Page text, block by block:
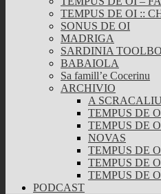
TEMPUS DE OI ::
SONUS DE OI
MADRIGA
SARDINIA
BABAIOLA
Sa famill’e Cocerinu
ARCHIVIO
A
TEMPUS DE
TEMPUS DE
NOVAS
TEMPUS DE
TEMPUS DE
TEMPUS DE
PODCAST